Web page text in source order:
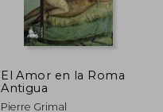
El Amor en la Roma
Antigua
Pierre Grimal